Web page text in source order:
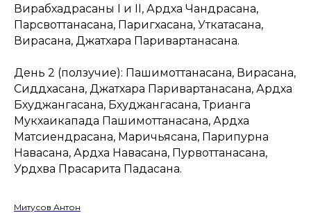
Вирабхадрасаны I и II, Ардха Чандрасана,
Парсвоттанасана, Паригхасана, Уткатасана,
Вирасана, Джатхара Паривартанасана.
День 2 (ползучие): Пашимоттанасана, Вирасана,
Сиддхасана, Джатхара Паривартанасана, Ардха
Бхуджангасана, Бхуджангасана, Трианга
Мукхаикапада Пашимоттанасана, Ардха
Матсиендрасана, Маричьясана, Парипурна
Навасана, Ардха Навасана, Пурвоттанасана,
Урдхва Прасарита Падасана.
Митусов Антон